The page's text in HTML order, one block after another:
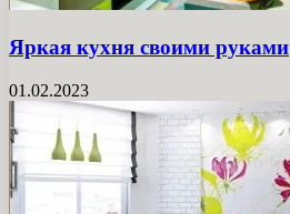
Яркая кухня своими руками
01.02.2023